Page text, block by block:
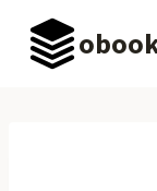
Перейти
содержимому